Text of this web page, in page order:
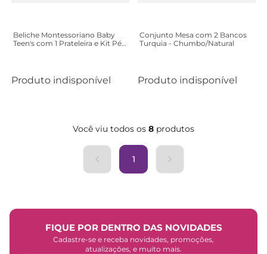
Beliche Montessoriano Baby
Teen's com 1 Prateleira e Kit Pés
Produto indisponível
Conjunto Mesa com 2 Bancos
Turquia - Chumbo/Natural
Produto indisponível
Você viu todos os 8 produtos
1
FIQUE POR DENTRO DAS NOVIDADES
Cadastre-se e receba novidades, promoções,
atualizações, e muito mais.